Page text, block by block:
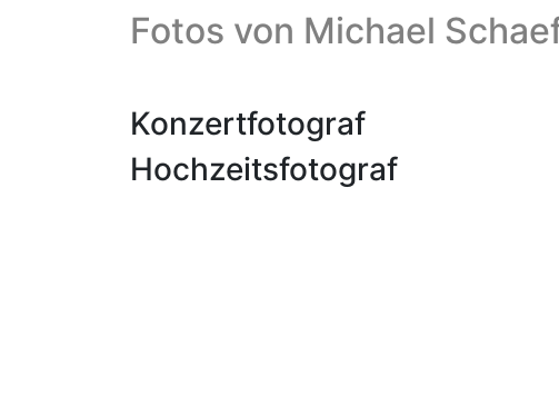
Fotos von Michael
Konzertfotograf
Hochzeitsfotograf